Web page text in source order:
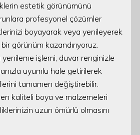
estetik görünümünü
profesyonel çözümler
boyayarak veya yenileyerek
görünüm kazandırıyoruz.
işlemi, duvar renginizle
uyumlu hale getirilerek
tamamen değiştirebilir.
kaliteli boya ve malzemeleri
uzun ömürlü olmasını